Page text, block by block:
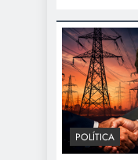
POLÍTICA